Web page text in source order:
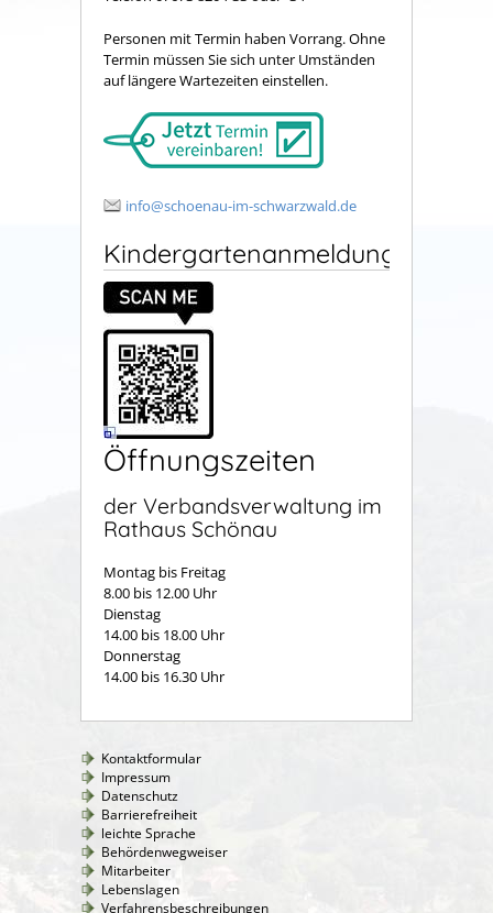
Personen mit Termin haben Vorrang. Ohne
Termin müssen Sie sich unter Umständen
auf längere Wartezeiten einstellen.
info@schoenau-im-schwarzwald.de
Kindergartenanmeldung
Öffnungszeiten
der Verbandsverwaltung im
Rathaus Schönau
Montag bis Freitag
8.00 bis 12.00 Uhr
Dienstag
14.00 bis 18.00 Uhr
Donnerstag
14.00 bis 16.30 Uhr
Kontaktformular
Impressum
Datenschutz
Barrierefreiheit
leichte Sprache
Behördenwegweiser
Mitarbeiter
Lebenslagen
Verfahrensbeschreibungen